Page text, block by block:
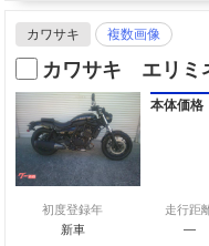
カワサキ 複数画像
カワサキ エリミ
本体価格
初度登録年
新車
走行距
—